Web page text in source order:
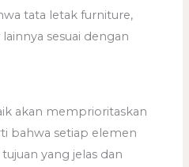
tata letak furniture,
sesuai dengan
akan memprioritaskan
bahwa setiap elemen
yang jelas dan